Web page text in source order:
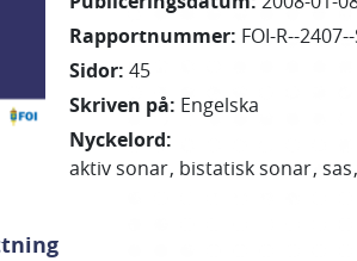
Rapportnummer: FOI-R--2407--
Sidor: 45
Skriven på: Engelska
Nyckelord:
aktiv sonar bistatisk sonar sas